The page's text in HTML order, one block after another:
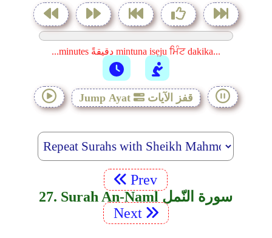
...minutes دقيقةً mintuna isẹju ਮਿੰਟ dakika...
Jump Ayat قفز الآيات
Prev
27. Surah An-Naml سورة النّمل
Next